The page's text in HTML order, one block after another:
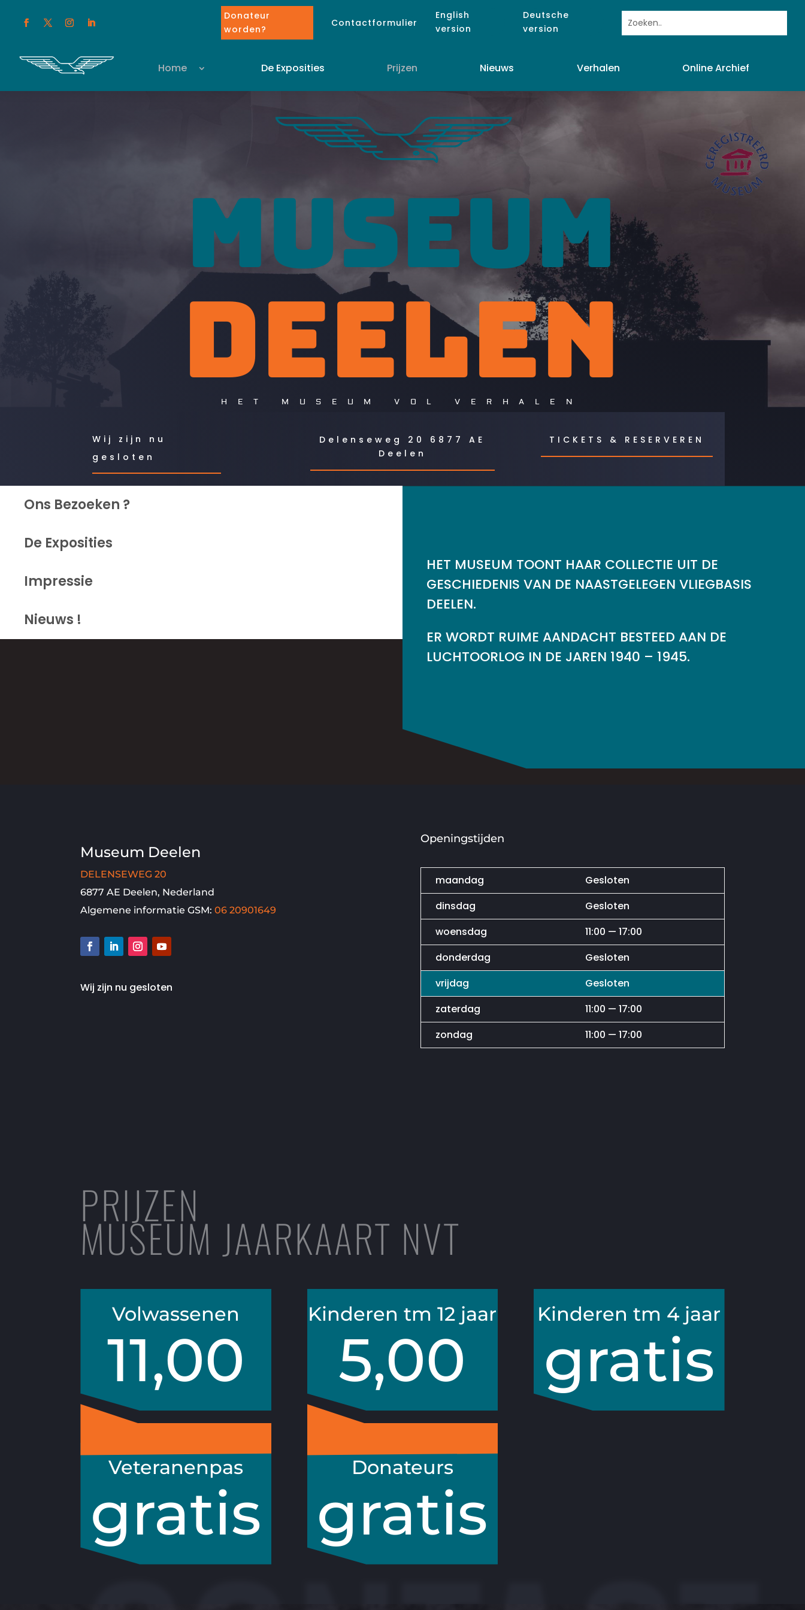
Donateur
worden?
Contactformulier
English
version
Deutsche
version
Home De Exposities Prijzen Nieuws Verhalen Online Archief
MUSEUM
DEELEN
HET MUSEUM VOL VERHALEN
Wij zijn nu
gesloten
Delenseweg 20 6877 AE
Deelen
TICKETS & RESERVEREN
Ons Bezoeken ?
De Exposities
Impressie
Nieuws !
HET MUSEUM TOONT HAAR COLLECTIE UIT DE
GESCHIEDENIS VAN DE NAASTGELEGEN VLIEGBASIS
DEELEN.
ER WORDT RUIME AANDACHT BESTEED AAN DE
LUCHTOORLOG IN DE JAREN 1940 – 1945.
Museum Deelen
DELENSEWEG 20
6877 AE Deelen, Nederland
Algemene informatie GSM:06 20901649
Wij zijn nu gesloten
Openingstijden
maandag
Gesloten
dinsdag
Gesloten
woensdag
11:00 — 17:00
donderdag
Gesloten
vrijdag
Gesloten
zaterdag
11:00 — 17:00
zondag
11:00 — 17:00
PRIJZEN
MUSEUM JAARKAART NVT
Volwassenen
11,00
Kinderen tm 12 jaar
5,00
Kinderen tm 4 jaar
gratis
Veteranenpas
gratis
tijdens reguliere openingstijden
Donateurs
gratis
Donateur worden ?